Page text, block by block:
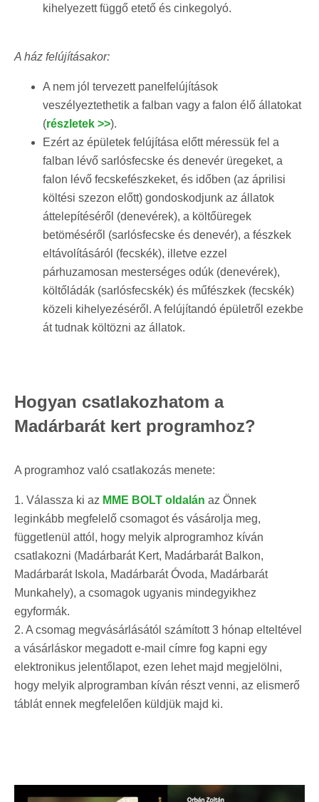
kihelyezett függő etető és cinkegolyó.
A ház felújításakor:
A nem jól tervezett panelfelújítások
veszélyeztethetik a falban vagy a falon élő állatokat
(részletek >>).
Ezért az épületek felújítása előtt méressük fel a
falban lévő sarlósfecske és denevér üregeket, a
falon lévő fecskefészkeket, és időben (az áprilisi
költési szezon előtt) gondoskodjunk az állatok
áttelepítéséről (denevérek), a költőüregek
betöméséről (sarlósfecske és denevér), a fészkek
eltávolításáról (fecskék), illetve ezzel
párhuzamosan mesterséges odúk (denevérek),
költőládák (sarlósfecskék) és műfészkek (fecskék)
közeli kihelyezéséről. A felújítandó épületről ezekbe
át tudnak költözni az állatok.
Hogyan csatlakozhatom a
Madárbarát kert programhoz?
A programhoz való csatlakozás menete:
1. Válassza ki az MME BOLT oldalán az Önnek
leginkább megfelelő csomagot és vásárolja meg,
függetlenül attól, hogy melyik alprogramhoz kíván
csatlakozni (Madárbarát Kert, Madárbarát Balkon,
Madárbarát Iskola, Madárbarát Óvoda, Madárbarát
Munkahely), a csomagok ugyanis mindegyikhez
egyformák.
2. A csomag megvásárlásától számított 3 hónap elteltével
a vásárláskor megadott e-mail címre fog kapni egy
elektronikus jelentőlapot, ezen lehet majd megjelölni,
hogy melyik alprogramban kíván részt venni, az elismerő
táblát ennek megfelelően küldjük majd ki.